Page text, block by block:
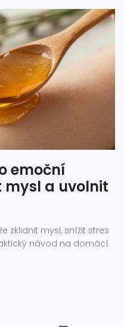
emoční
mysl a uvolnit
zklidnit mysl, snížit stres
návod na domácí